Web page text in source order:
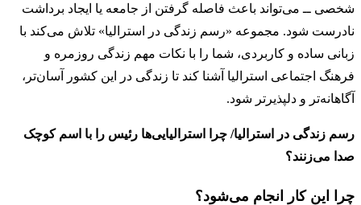
شخصی ــ می‌تواند باعث فاصله گرفتن از جامعه یا ایجاد برداشت
نادرست شود. مجموعه «رسم زندگی در استرالیا» تلاش می‌کند با
زبانی ساده و کاربردی، شما را با نکات مهم زندگی روزمره و
فرهنگ اجتماعی استرالیا آشنا کند تا زندگی در این کشور آسان‌تر،
آگاهانه‌تر و دلپذیرتر شود.
رسم زندگی در استرالیا/ چرا استرالیایی‌ها رئیس را با اسم کوچک
صدا می‌زنند؟
چرا این کار انجام می‌شود؟